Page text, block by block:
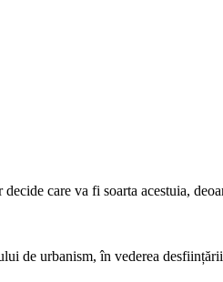
care va fi soarta acestuia,
de urbanism, în vederea